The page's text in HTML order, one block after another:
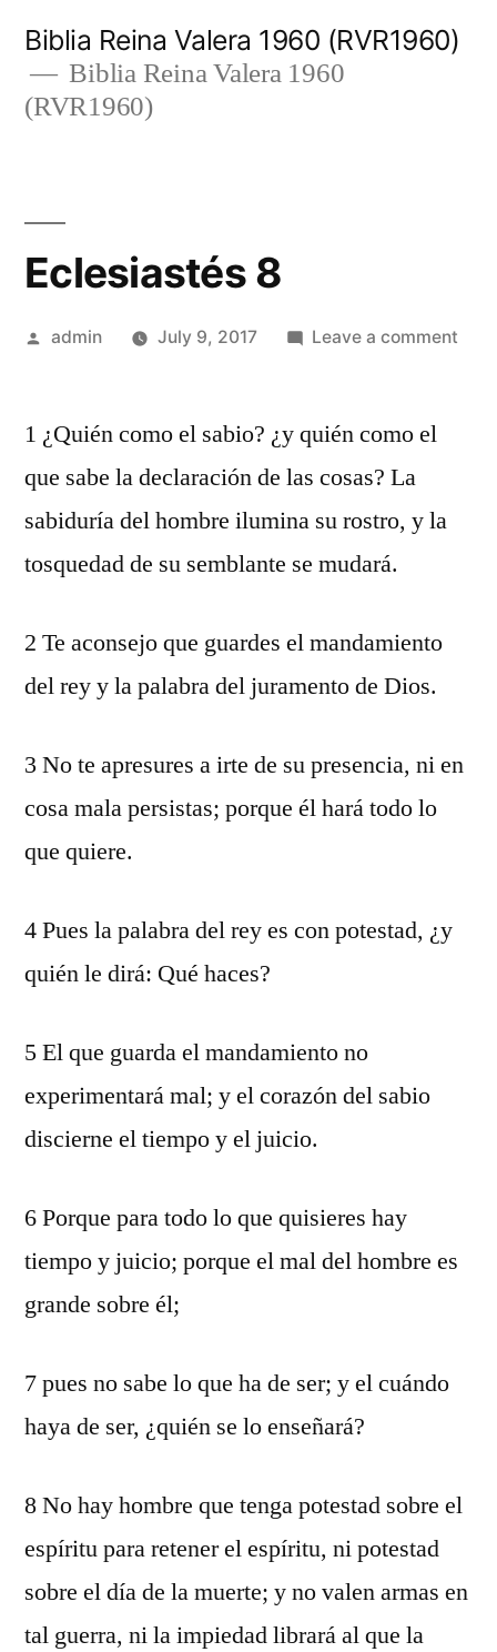
content
Biblia Reina Valera 1960 (RVR1960)
Biblia Reina Valera 1960
(RVR1960)
Eclesiastés 8
Posted
admin July 9, 2017 Leave a comment
1 ¿Quién como el sabio? ¿y quién como el
que sabe la declaración de las cosas? La
sabiduría del hombre ilumina su rostro, y la
tosquedad de su semblante se mudará.
2 Te aconsejo que guardes el mandamiento
del rey y la palabra del juramento de Dios.
3 No te apresures a irte de su presencia, ni en
cosa mala persistas; porque él hará todo lo
que quiere.
4 Pues la palabra del rey es con potestad, ¿y
quién le dirá: Qué haces?
5 El que guarda el mandamiento no
experimentará mal; y el corazón del sabio
discierne el tiempo y el juicio.
6 Porque para todo lo que quisieres hay
tiempo y juicio; porque el mal del hombre es
grande sobre él;
7 pues no sabe lo que ha de ser; y el cuándo
haya de ser, ¿quién se lo enseñará?
8 No hay hombre que tenga potestad sobre el
espíritu para retener el espíritu, ni potestad
sobre el día de la muerte; y no valen armas en
tal guerra, ni la impiedad librará al que la